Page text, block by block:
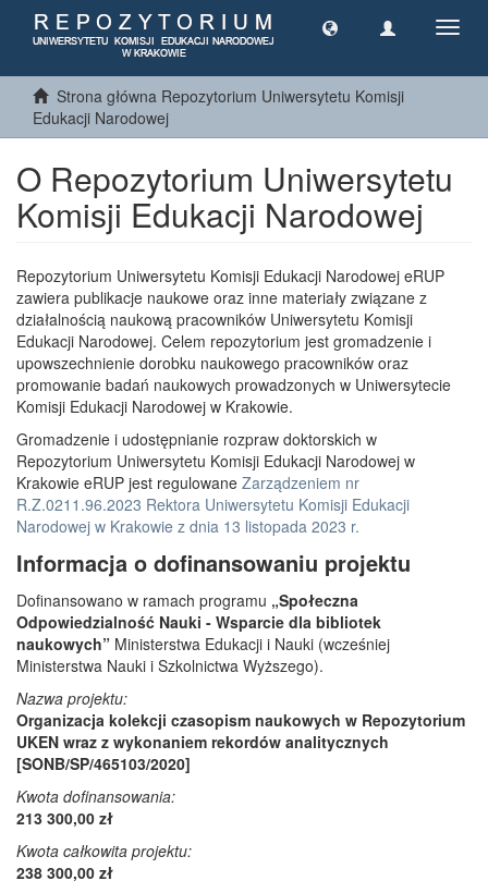
Strona główna Repozytorium Uniwersytetu Komisji
Edukacji Narodowej
O Repozytorium Uniwersytetu
Komisji Edukacji Narodowej
Repozytorium Uniwersytetu Komisji Edukacji Narodowej eRUP
zawiera publikacje naukowe oraz inne materiały związane z
działalnością naukową pracowników Uniwersytetu Komisji
Edukacji Narodowej. Celem repozytorium jest gromadzenie i
upowszechnienie dorobku naukowego pracowników oraz
promowanie badań naukowych prowadzonych w Uniwersytecie
Komisji Edukacji Narodowej w Krakowie.
Gromadzenie i udostępnianie rozpraw doktorskich w
Repozytorium Uniwersytetu Komisji Edukacji Narodowej w
Krakowie eRUP jest regulowane Zarządzeniem nr
R.Z.0211.96.2023 Rektora Uniwersytetu Komisji Edukacji
Narodowej w Krakowie z dnia 13 listopada 2023 r.
Informacja o dofinansowaniu projektu
Dofinansowano w ramach programu „Społeczna
Odpowiedzialność Nauki - Wsparcie dla bibliotek
naukowych” Ministerstwa Edukacji i Nauki (wcześniej
Ministerstwa Nauki i Szkolnictwa Wyższego).
Nazwa projektu:
Organizacja kolekcji czasopism naukowych w Repozytorium
UKEN wraz z wykonaniem rekordów analitycznych
[SONB/SP/465103/2020]
Kwota dofinansowania:
213 300,00 zł
Kwota całkowita projektu:
238 300,00 zł